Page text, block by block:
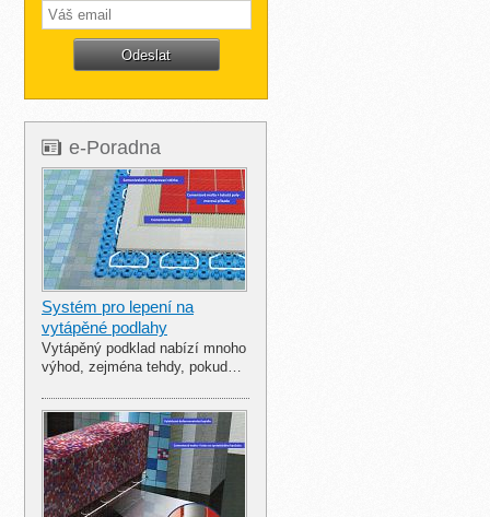
e-Poradna
Systém pro lepení na
vytápěné podlahy
Vytápěný podklad nabízí mnoho
výhod, zejména tehdy, pokud…